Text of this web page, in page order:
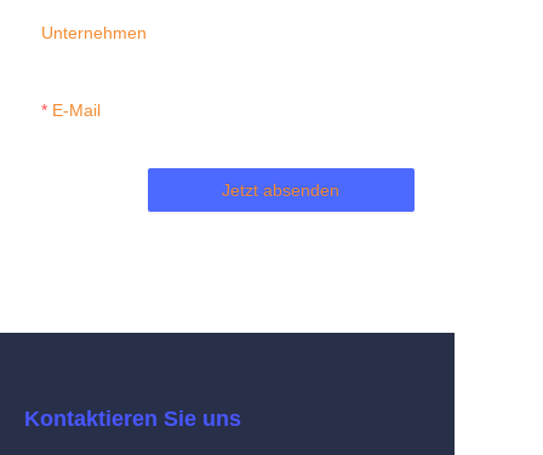
Unternehmen
E-Mail
Jetzt absenden
Kontaktieren Sie uns